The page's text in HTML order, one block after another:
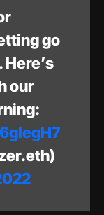
go
our